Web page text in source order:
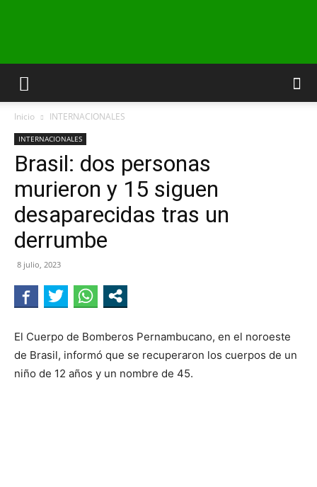
INFO24
NEGRO
Inicio INTERNACIONALES
INTERNACIONALES
Brasil: dos personas
murieron y 15 siguen
desaparecidas tras un
derrumbe
8 julio, 2023
El Cuerpo de Bomberos Pernambucano, en el noroeste
de Brasil, informó que se recuperaron los cuerpos de un
niño de 12 años y un nombre de 45.